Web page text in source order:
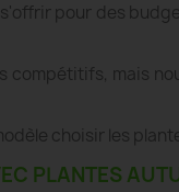
pour des
mais
choisir les
PLANTES